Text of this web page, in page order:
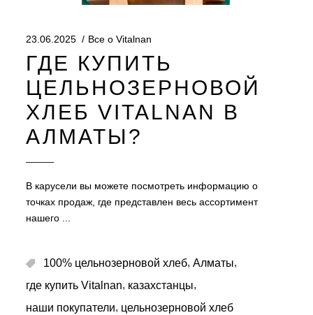
23.06.2025 Все о Vitalnan
ГДЕ КУПИТЬ
ЦЕЛЬНОЗЕРНОВОЙ
ХЛЕБ VITALNAN В
АЛМАТЫ?
В карусели вы можете посмотреть информацию о
точках продаж, где представлен весь ассортимент
нашего
100% цельнозерновой хлеб, Алматы,
где купить Vitalnan, казахстанцы,
наши покупатели, цельнозерновой хлеб